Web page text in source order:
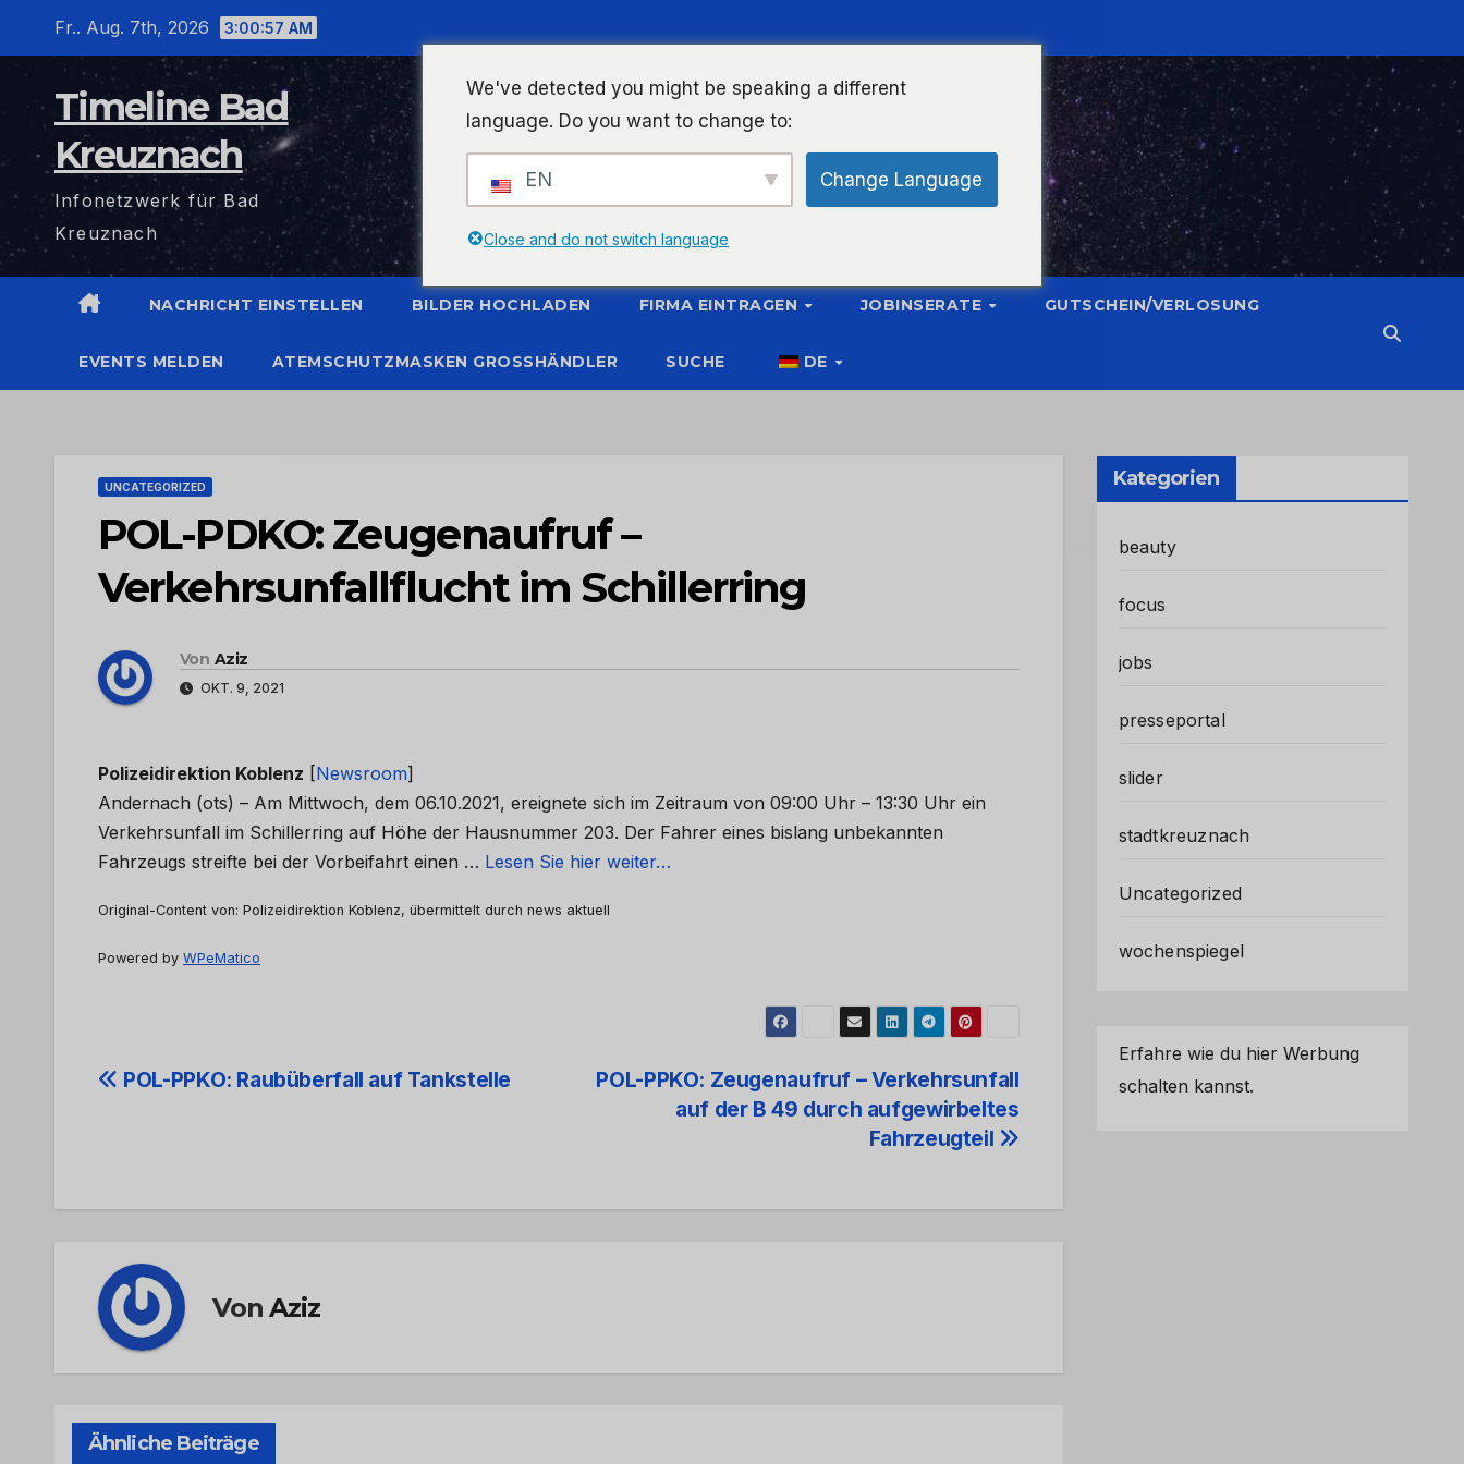
Fr.. Aug. 7th, 2026 3:00:57 AM
Timeline Bad
Kreuznach
Infonetzwerk für Bad
Kreuznach
NACHRICHT EINSTELLEN BILDER HOCHLADEN FIRMA EINTRAGEN JOBINSERATE GUTSCHEIN/VERLOSUNG
EVENTS MELDEN ATEMSCHUTZMASKEN GROSSHÄNDLER SUCHE DE
UNCATEGORIZED
POL-PDKO: Zeugenaufruf –
Verkehrsunfallflucht im Schillerring
Von Aziz
OKT. 9, 2021
Polizeidirektion Koblenz [Newsroom]
Andernach (ots) – Am Mittwoch, dem 06.10.2021, ereignete sich im Zeitraum von 09:00 Uhr – 13:30 Uhr ein
Verkehrsunfall im Schillerring auf Höhe der Hausnummer 203. Der Fahrer eines bislang unbekannten
Fahrzeugs streifte bei der Vorbeifahrt einen … Lesen Sie hier weiter…
Original-Content von: Polizeidirektion Koblenz, übermittelt durch news aktuell
Powered by WPeMatico
Beitrags-
POL-PPKO: Zeugenaufruf – Verkehrsunfall
auf der B 49 durch aufgewirbeltes
Fahrzeugteil
POL-PPKO: Raubüberfall auf Tankstelle
VonAziz
Ähnliche Beiträge
Kategorien
beauty
focus
jobs
presseportal
slider
stadtkreuznach
Uncategorized
wochenspiegel
Erfahre wie du hier Werbung
schalten kannst.
We've detected you might be speaking a different
language. Do you want to change to:
EN Change Language
Close and do not switch language